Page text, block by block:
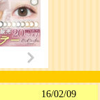
16/02/09